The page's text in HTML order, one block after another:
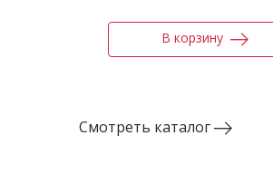
В корзину
Смотреть каталог